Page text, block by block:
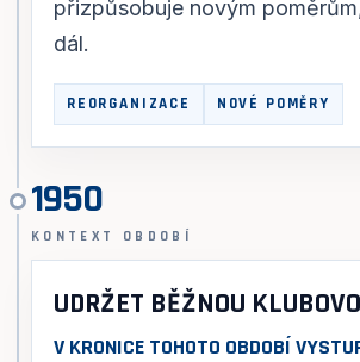
přizpůsobuje novým
dál.
REORGANIZACE NOVÉ POMĚRY
1950
KONTEXT OBDOBÍ
UDRŽET BĚŽNOU
V KRONICE TOHOTO OBDOBÍ